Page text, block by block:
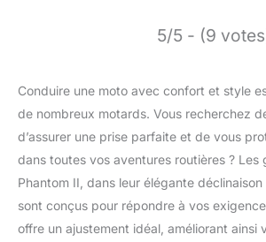
5/5 - (9
Conduire une moto avec confort et style
de nombreux motards. Vous recherchez
d’assurer une prise parfaite et de vous
dans toutes vos aventures routières ? Les
Phantom II, dans leur élégante
sont conçus pour répondre à vos
offre un ajustement idéal, améliorant ainsi